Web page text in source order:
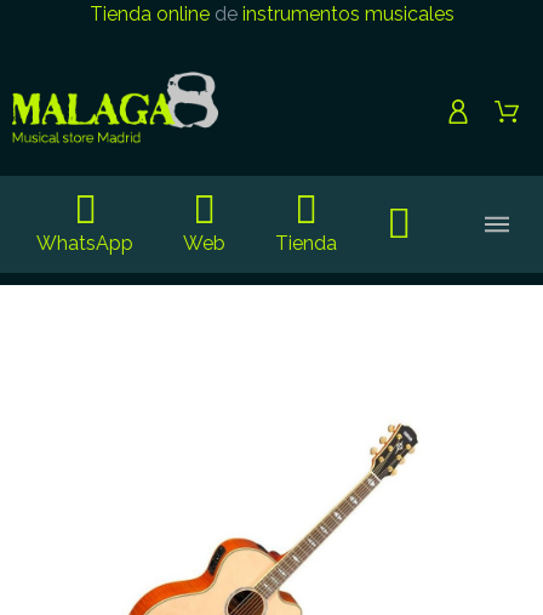
Tienda onlinede instrumentos musicales
WhatsApp Web Tienda